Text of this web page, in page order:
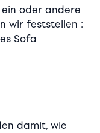
ein oder andere
wir feststellen :
Sofa
damit, wie